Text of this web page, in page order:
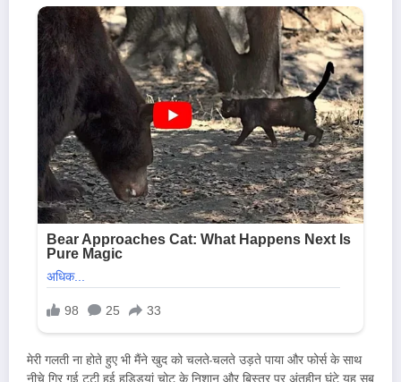
मेरी गलती ना होते हुए भी मैंने खुद को चलते-चलते उड़ते पाया और फोर्स के साथ